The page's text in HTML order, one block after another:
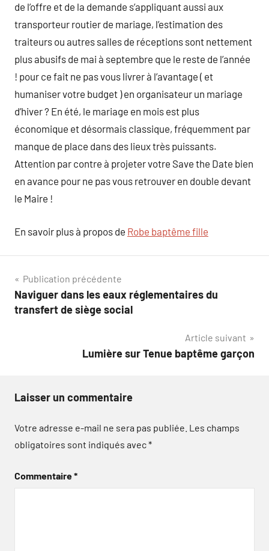
de l’offre et de la demande s’appliquant aussi aux
transporteur routier de mariage, l’estimation des
traiteurs ou autres salles de réceptions sont nettement
plus abusifs de mai à septembre que le reste de l’année
! pour ce fait ne pas vous livrer à l’avantage ( et
humaniser votre budget ) en organisateur un mariage
d’hiver ? En été, le mariage en mois est plus
économique et désormais classique, fréquemment par
manque de place dans des lieux très puissants.
Attention par contre à projeter votre Save the Date bien
en avance pour ne pas vous retrouver en double devant
le Maire !
En savoir plus à propos de Robe baptême fille
Navigation
de
Publication précédente
Naviguer dans les eaux réglementaires du
transfert de siège social
Article suivant
Lumière sur Tenue baptême garçon
Laisser un commentaire
Votre adresse e-mail ne sera pas publiée. Les champs
obligatoires sont indiqués avec*
Commentaire*